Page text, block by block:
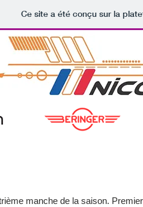
Ce site a été conçu sur la
manche de la saison.